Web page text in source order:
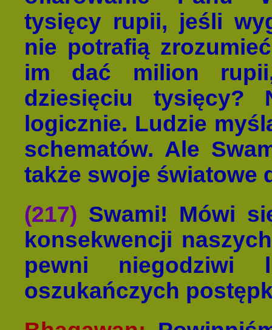
tysięcy rupii, jeśli
nie potrafią
im dać milion
dziesięciu tysięcy?
logicznie. Ludzie
schematów. Ale
także swoje światowe
(217) Swami! Mówi
konsekwencji
pewni niegodziwi
oszukańczych